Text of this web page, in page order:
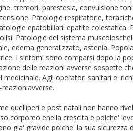
tremori, parestesia, convulsione
Patologie respiratorie,
epatobiliari: epatite
Patologie del sistema
edema generalizzato, astenia.
I sintomi sono comparsi dopo la
delle reazioni avverse
Agli operatori sanitari e'
quelliperi e post natali non hanno
corporeo enella crescita e poiche'
gia' gravide poiche' la sua